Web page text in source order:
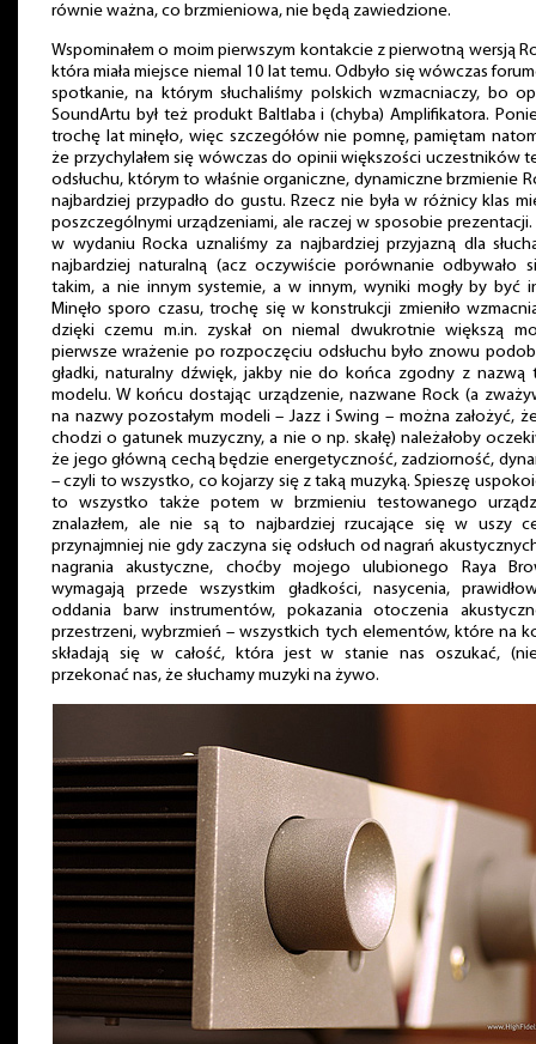
równie ważna, co brzmieniowa, nie będą zawiedzione.
Wspominałem o moim pierwszym kontakcie z pierwotną wersją
która miała miejsce niemal 10 lat temu. Odbyło się wówczas
spotkanie, na którym słuchaliśmy polskich wzmacniaczy, bo
SoundArtu był też produkt Baltlaba i (chyba) Amplifikatora.
trochę lat minęło, więc szczegółów nie pomnę, pamiętam
że przychylałem się wówczas do opinii większości uczestników
odsłuchu, którym to właśnie organiczne, dynamiczne brzmienie
najbardziej przypadło do gustu. Rzecz nie była w różnicy klas
poszczególnymi urządzeniami, ale raczej w sposobie
w wydaniu Rocka uznaliśmy za najbardziej przyjazną dla
najbardziej naturalną (acz oczywiście porównanie odbywało
takim, a nie innym systemie, a w innym, wyniki mogły by być
Minęło sporo czasu, trochę się w konstrukcji zmieniło
dzięki czemu m.in. zyskał on niemal dwukrotnie większą
pierwsze wrażenie po rozpoczęciu odsłuchu było znowu
gładki, naturalny dźwięk, jakby nie do końca zgodny z nazwą
modelu. W końcu dostając urządzenie, nazwane Rock (a
na nazwy pozostałym modeli – Jazz i Swing – można założyć,
chodzi o gatunek muzyczny, a nie o np. skałę) należałoby
że jego główną cechą będzie energetyczność, zadziorność,
– czyli to wszystko, co kojarzy się z taką muzyką. Spieszę
to wszystko także potem w brzmieniu testowanego
znalazłem, ale nie są to najbardziej rzucające się w uszy
przynajmniej nie gdy zaczyna się odsłuch od nagrań
nagrania akustyczne, choćby mojego ulubionego Raya
wymagają przede wszystkim gładkości, nasycenia,
oddania barw instrumentów, pokazania otoczenia
przestrzeni, wybrzmień – wszystkich tych elementów, które na
składają się w całość, która jest w stanie nas oszukać,
przekonać nas, że słuchamy muzyki na żywo.